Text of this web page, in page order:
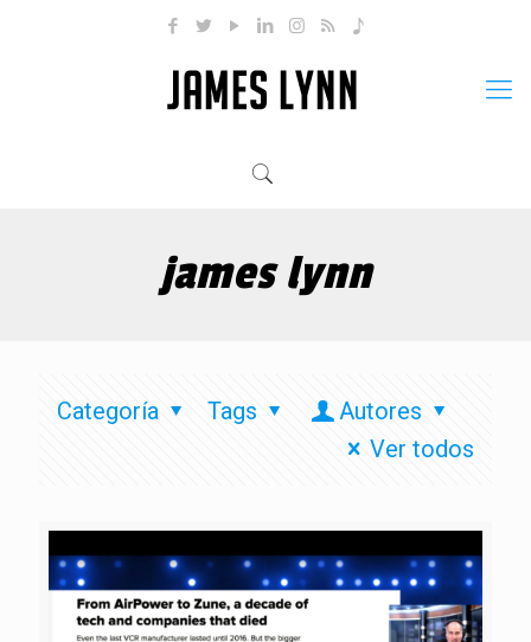
james lynn
Categoría Tags
Autores
Ver todos